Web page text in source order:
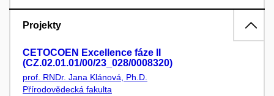
Projekty
CETOCOEN Excellence fáze II
(CZ.02.01.01/00/23_028/0008320)
prof. RNDr. Jana Klánová, Ph.D.
Přírodovědecká fakulta